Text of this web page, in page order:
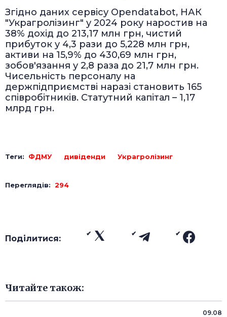
Згідно даних сервісу Opendatabot, НАК
"Украгролізинг" у 2024 року наростив на
38% дохід до 213,17 млн грн, чистий
прибуток у 4,3 рази до 5,228 млн грн,
активи на 15,9% до 430,69 млн грн,
зобов'язання у 2,8 раза до 21,7 млн грн.
Чисельність персоналу на
держпідприємстві наразі становить 165
співробітників. Статутний капітал – 1,17
млрд грн.
Теги: ФДМУ дивіденди Украгролізинг
Переглядів: 294
Поділитися:
Читайте також:
09.08